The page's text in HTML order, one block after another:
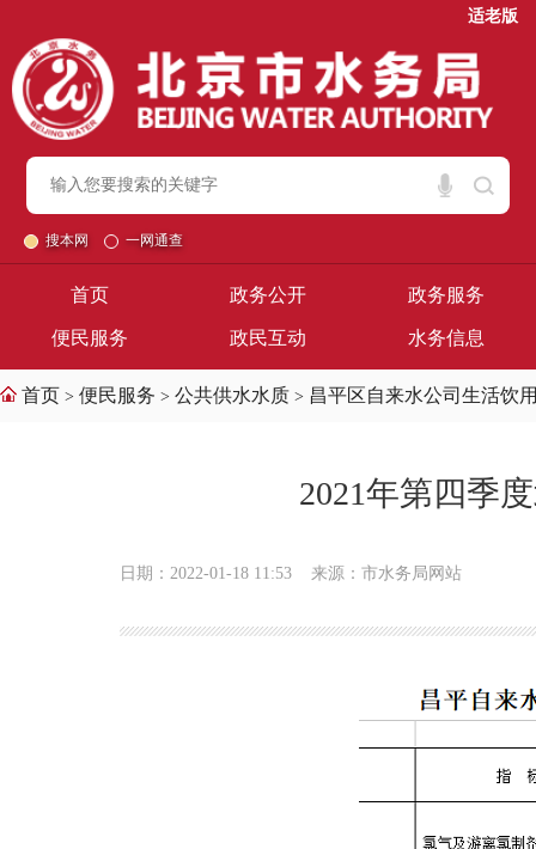
适老版
搜本网 一网通查
首页 政务公开 政务服务
便民服务 政民互动 水务信息
首页 > 便民服务 > 公共供水水质 > 昌平区自来水公司生活饮
2021年第四季
日期：2022-01-18 11:53 来源：市水务局网站